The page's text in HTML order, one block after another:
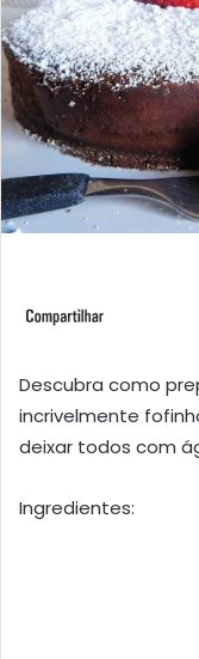
Descubra como
incrivelmente
deixar todos com
Ingredientes: